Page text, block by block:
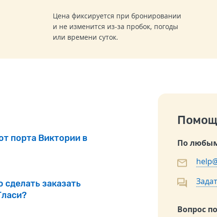
Цена фиксируется при бронировании
и не изменится из-за пробок, погоды
или времени суток.
порта Виктории в
заказать
По
Вопрос